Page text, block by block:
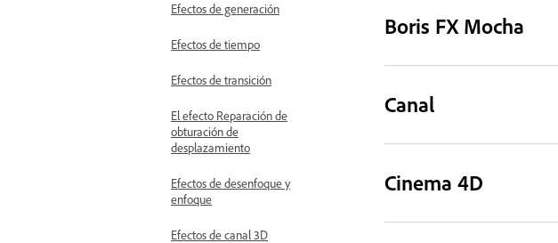
Efectos de generación
Efectos de tiempo
Efectos de transición
El efecto Reparación de
obturación de
desplazamiento
Efectos de desenfoque y
enfoque
Efectos de canal 3D
Boris FX Mocha
Canal
Cinema 4D